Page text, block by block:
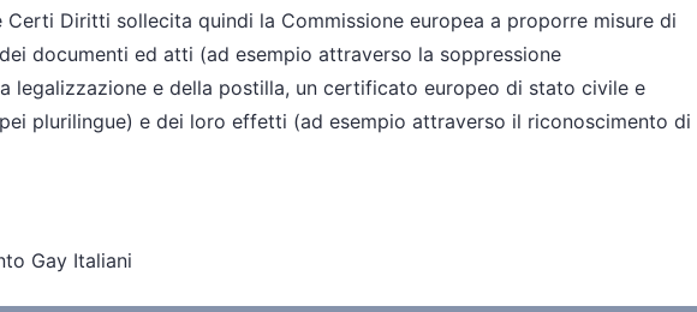
Certi Diritti sollecita quindi la Commissione europea a proporre misure di
documenti ed atti (ad esempio attraverso la soppressione
legalizzazione e della postilla, un certificato europeo di stato civile e
plurilingue) e dei loro effetti (ad esempio attraverso il riconoscimento di
Gay Italiani